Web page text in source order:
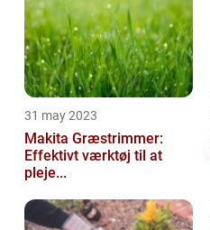
31 may 2023
Makita Græstrimmer:
Effektivt værktøj til at
pleje...